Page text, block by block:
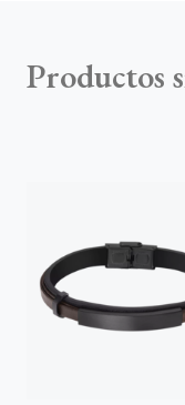
Productos